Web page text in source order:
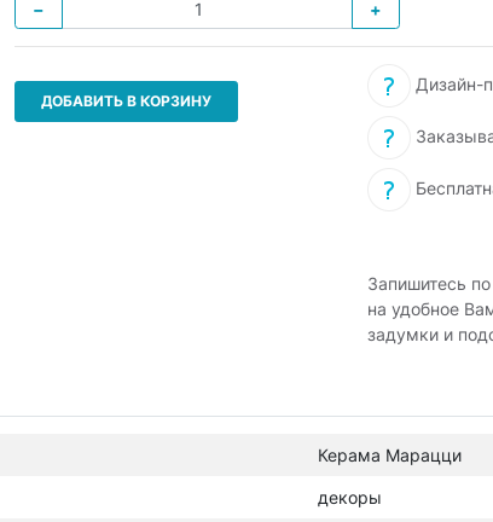
−
+
ДОБАВИТЬ В КОРЗИНУ
Дизайн-
Запишитесь
на удобное
задумки и
Керама Марацци
декоры